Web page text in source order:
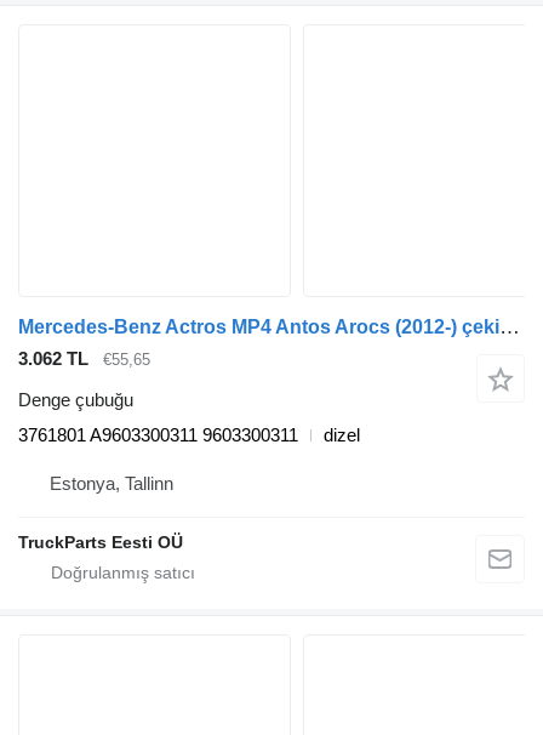
Mercedes-Benz Actros MP4 Antos Arocs (2012-) çekici için Mercedes-Benz actros mp4 2551 (01.12-) 3761801 denge çubuğu
3.062 TL €55,65
Denge çubuğu
3761801 A9603300311 9603300311
dizel
Estonya, Tallinn
TruckParts Eesti OÜ